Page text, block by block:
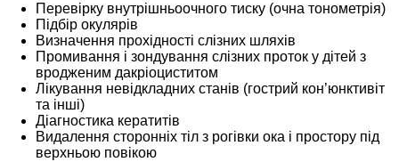
Перевірку внутрішньоочного тиску (очна тонометрія)
Підбір окулярів
Визначення прохідності слізних шляхів
Промивання і зондування слізних проток у дітей з
вродженим дакріоциститом
Лікування невідкладних станів (гострий кон’юнктивіт
та інші)
Діагностика кератитів
Видалення сторонніх тіл з рогівки ока і простору під
верхньою повікою